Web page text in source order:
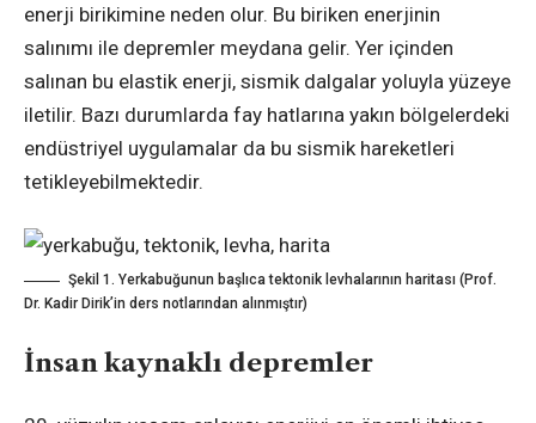
enerji birikimine neden olur. Bu biriken enerjinin
salınımı ile depremler meydana gelir. Yer içinden
salınan bu elastik enerji, sismik dalgalar yoluyla yüzeye
iletilir. Bazı durumlarda fay hatlarına yakın bölgelerdeki
endüstriyel uygulamalar da bu sismik hareketleri
tetikleyebilmektedir.
Şekil 1. Yerkabuğunun başlıca tektonik levhalarının haritası (Prof.
Dr. Kadir Dirik’in ders notlarından alınmıştır)
İnsan kaynaklı depremler